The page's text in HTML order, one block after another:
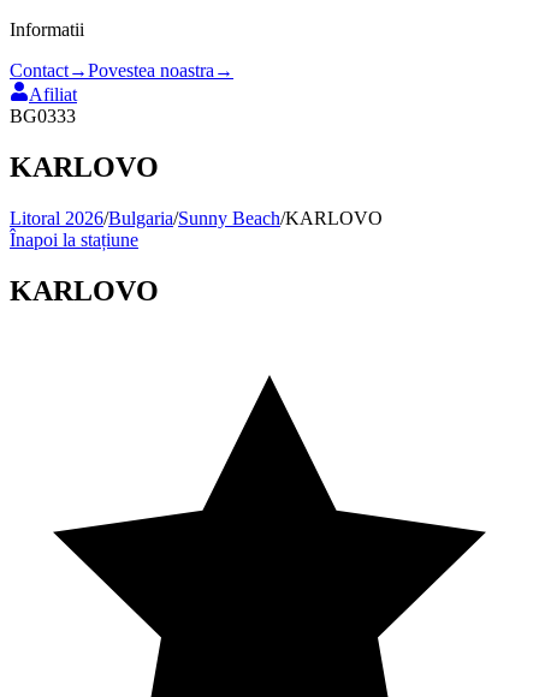
Informatii
Contact→Povestea noastra →
Afiliat
BG0333
KARLOVO
Litoral 2026/Bulgaria/Sunny Beach/KARLOVO
Înapoi la stațiune
KARLOVO